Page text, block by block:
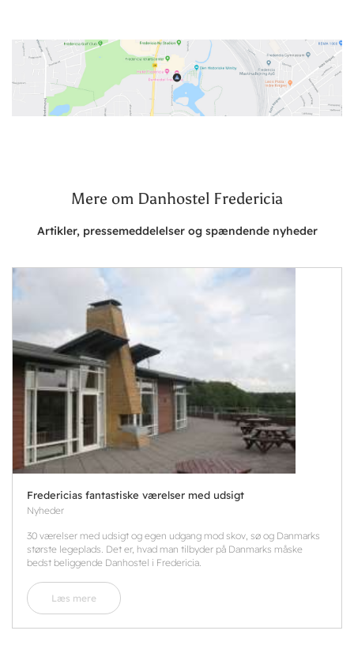
Mere om Danhostel Fredericia
Artikler, pressemeddelelser og spændende nyheder
Fredericias fantastiske værelser med udsigt
Nyheder
30 værelser med udsigt og egen udgang mod skov, sø og Danmarks
største legeplads. Det er, hvad man tilbyder på Danmarks måske
bedst beliggende Danhostel i Fredericia.
Læs mere